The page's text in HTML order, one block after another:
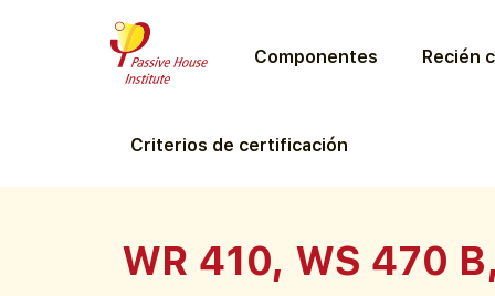
Componentes Recién
Criterios de certificación
WR 410, WS 470